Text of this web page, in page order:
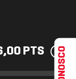
PTS